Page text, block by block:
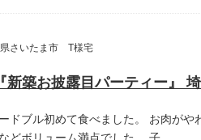
さいたま市 T様宅
ドブル初めて食べました。
お肉がや